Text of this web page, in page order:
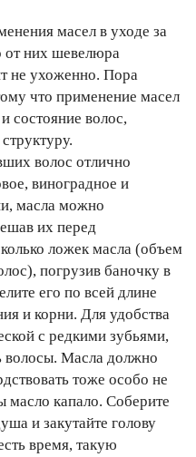
масел в уходе за
от них шевелюра
не ухоженно. Пора
что применение масел
состояние волос,
волос отлично
виноградное и
масла можно
их перед
ложек масла (объем
погрузив баночку в
его по всей длине
и корни. Для удобства
с редкими зубьями,
волосы. Масла должно
тоже особо не
масло капало. Соберите
и закутайте голову
время, такую